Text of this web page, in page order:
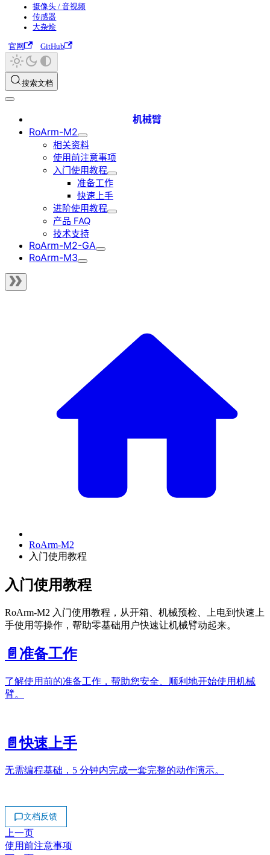
摄像头 / 音视频
传感器
大杂烩
官网 GitHub
搜索文档
机械臂
RoArm-M2
相关资料
使用前注意事项
入门使用教程
准备工作
快速上手
进阶使用教程
产品 FAQ
技术支持
RoArm-M2-GA
RoArm-M3
RoArm-M2
入门使用教程
入门使用教程
RoArm-M2 入门使用教程，从开箱、机械预检、上电到快速上
手使用等操作，帮助零基础用户快速让机械臂动起来。
📄️ 准备工作
了解使用前的准备工作，帮助您安全、顺利地开始使用机械
臂。
📄️快速上手
无需编程基础，5 分钟内完成一套完整的动作演示。
文档反馈
上一页
使用前注意事项